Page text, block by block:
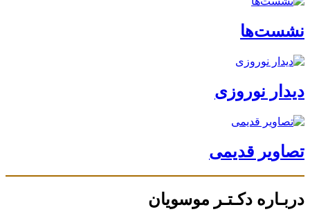
نشست‌ها
دیدار نوروزی
تصاویر قدیمی
دربـاره دکـتـر موسویان